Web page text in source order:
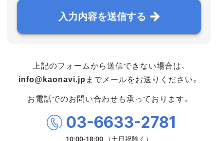
入力内容を送信する
上記のフォームから送信できない場合は、
info@kaonavi.jp までメールをお送りください。
お電話でのお問い合わせも承っております。
03-6633-2781